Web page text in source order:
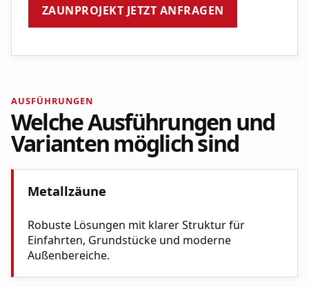
ZAUNPROJEKT JETZT ANFRAGEN
AUSFÜHRUNGEN
Welche Ausführungen und
Varianten möglich sind
Metallzäune
Robuste Lösungen mit klarer Struktur für
Einfahrten, Grundstücke und moderne
Außenbereiche.